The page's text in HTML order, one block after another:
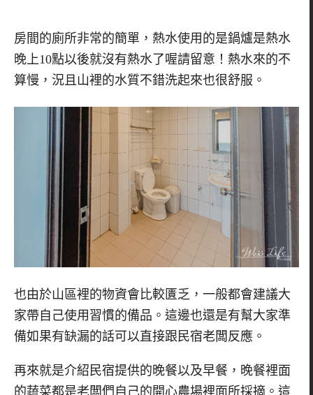
房間的廁所非常的簡單，熱水使用的是鍋爐是熱水
晚上10點以後就沒有熱水了喔請留意！熱水來的不
算慢，況且山裡的水質不錯洗起來也很舒服。
也由於山區裡的物資會比較匱乏，一般都會建議大
家帶自己使用習慣的備品。這邊也還是有幫大家準
備如果有缺漏的話可以直接跟民宿老闆反應。
再來就是介紹民宿提供的晚餐以及早餐，晚餐裡面
的蔬菜都是老闆們自己的開心農場裡面所採摘。這